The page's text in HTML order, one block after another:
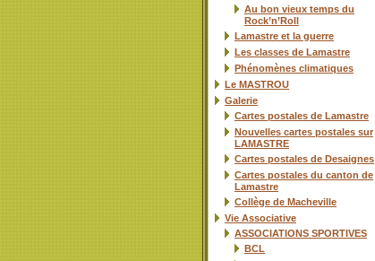
Au bon vieux temps du
Rock’n’Roll
Lamastre et la guerre
Les classes de Lamastre
Phénomènes climatiques
Le MASTROU
Galerie
Cartes postales de Lamastre
Nouvelles cartes postales sur
LAMASTRE
Cartes postales de Desaignes
Cartes postales du canton de
Lamastre
Collège de Macheville
Vie Associative
ASSOCIATIONS SPORTIVES
BCL